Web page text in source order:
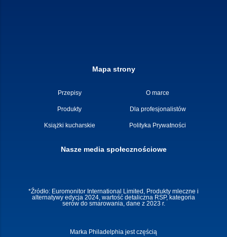
Mapa strony
Przepisy O marce
Produkty Dla profesjonalistów
Książki kucharskie Polityka Prywatności
Nasze media społecznościowe
*Źródło: Euromonitor International Limited, Produkty mleczne i
alternatywy edycja 2024, wartość detaliczna RSP, kategoria
serów do smarowania, dane z 2023 r.
Marka Philadelphia jest częścią